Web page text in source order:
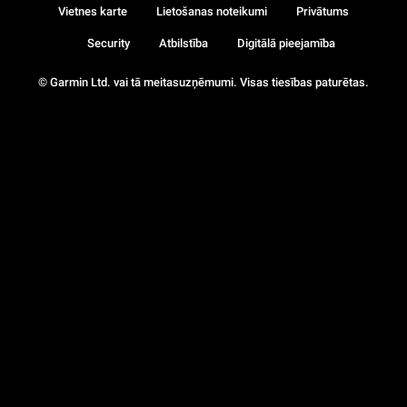
© Garmin Ltd. vai tā meitasuzņēmumi. Visas tiesības paturētas.
Vietnes karte Lietošanas noteikumi Privātums
Security Atbilstība Digitālā pieejamība